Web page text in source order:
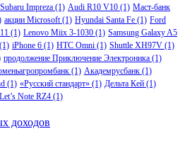
Subaru Impreza (1) Audi R10 V10 (1) Маст-банк
акции Microsoft(1) Hyundai Santa Fe (1) Ford
(1) Lenovo Miix 3-1030 (1) Samsung Galaxy A5
(1) iPhone 6 (1) HTC Omni (1) Shuttle XH97V (1)
продолжение Приключение Электроника (1)
(1) Академрусбанк (1)
(1) «Русский стандарт» (1) Дельта Кей (1)
Note RZ4 (1)